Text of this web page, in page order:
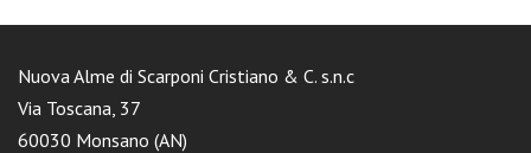
Nuova Alme di Scarponi Cristiano & C. s.n.c
Via Toscana, 37
60030 Monsano (AN)